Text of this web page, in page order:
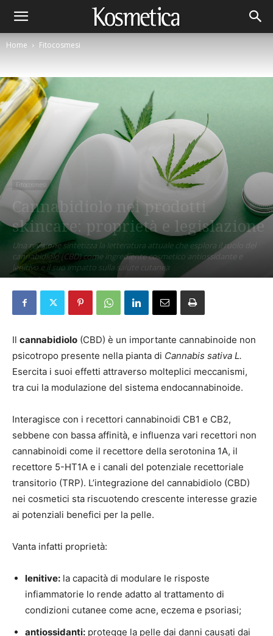
Home Fitocosmesi
Fitocosmesi
Cannabidiolo nei prodotti
skincare: proprietà e legislazione
Una revisione sintetizza la letteratura attuale che esplora il ruolo del
cannabidiolo (CBD) come ingrediente cosmetico antiossidante e
lenitivo e il suo impatto sulla salute cutanea
Il cannabidiolo (CBD) è un importante cannabinoide non
psicotropo presente nella pianta di Cannabis sativa L.
Esercita i suoi effetti attraverso molteplici meccanismi,
tra cui la modulazione del sistema endocannabinoide.
Interagisce con i recettori cannabinoidi CB1 e CB2,
sebbene con bassa affinità, e influenza vari recettori non
cannabinoidi come il recettore della serotonina 1A, il
recettore 5-HT1A e i canali del potenziale recettoriale
transitorio (TRP). L’integrazione del cannabidiolo (CBD)
nei cosmetici sta riscuotendo crescente interesse grazie
ai potenziali benefici per la pelle.
Vanta infatti proprietà:
lenitive: la capacità di modulare le risposte
infiammatorie lo rende adatto al trattamento di
condizioni cutanee come acne, eczema e psoriasi;
antiossidanti: protegge la pelle dai danni causati dai